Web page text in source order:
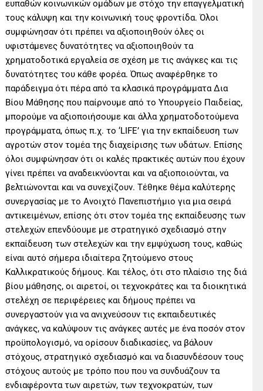
ευπαθών κοινωνικών ομάδων με στόχο την επαγγελματική
τους κάλυψη και την κοινωνική τους φροντίδα. Όλοι
συμφώνησαν ότι πρέπει να αξιοποιηθούν όλες οι
υφιστάμενες δυνατότητες να αξιοποιηθούν τα
χρηματοδοτικά εργαλεία σε σχέση με τις ανάγκες και τις
δυνατότητες του κάθε φορέα. Όπως αναφέρθηκε το
παράδειγμα ότι πέρα από τα κλασικά προγράμματα Δια
Βίου Μάθησης που παίρνουμε από το Υπουργείο Παιδείας,
μπορούμε να αξιοποιήσουμε και άλλα χρηματοδοτούμενα
προγράμματα, όπως π.χ. το ‘LIFE’ για την εκπαίδευση των
αγροτών στον τομέα της διαχείρισης των υδάτων. Επίσης
όλοι συμφώνησαν ότι οι καλές πρακτικές αυτών που έχουν
γίνει πρέπει να αναδεικνύονται και να αξιοποιούνται, να
βελτιώνονται και να συνεχίζουν. Τέθηκε θέμα καλύτερης
συνεργασίας με το Ανοιχτό Πανεπιστήμιο για μια σειρά
αντικειμένων, επίσης ότι στον τομέα της εκπαίδευσης των
στελεχών επενδύουμε με στρατηγικό σχεδιασμό στην
εκπαίδευση των στελεχών και την εμψύχωση τους, καθώς
είναι αυτό σήμερα ιδιαίτερα ζητούμενο στους
Καλλικρατικούς δήμους. Και τέλος, ότι στο πλαίσιο της διά
βίου μάθησης, οι αιρετοί, οι τεχνοκράτες και τα διοικητικά
στελέχη σε περιφέρειες και δήμους πρέπει να
συνεργαστούν για να ανιχνεύσουν τις εκπαιδευτικές
ανάγκες, να καλύψουν τις ανάγκες αυτές με ένα ποσόν στον
προϋπολογισμό, να ορίσουν διαδικασίες, να βάλουν
στόχους, στρατηγικό σχεδιασμό και να διασυνδέσουν τους
στόχους αυτούς με τρόπο που που να συνδυάζουν τα
ενδιαφέροντα των αιρετών, των τεχνοκρατών, των